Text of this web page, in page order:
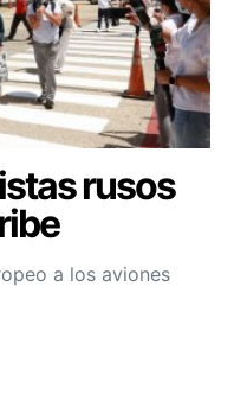
rusos
a los aviones